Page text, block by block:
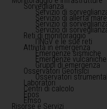
Sorveglianza
Servizio di
Servizio di allerta
Servizio di
Servizio di
Reti di monitoraggio
l'INGV e le sue reti
Attività in emergenza
Emergenze sismiche
Emergenze vulcaniche
Gruppi di emergenza
Osservatori Geofisici
Osservatori
Laboratori
Centri di calcolo
Epos
Emso
Risorse e Servizi